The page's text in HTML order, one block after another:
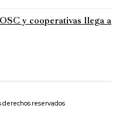
y cooperativas llega a
derechos reservados